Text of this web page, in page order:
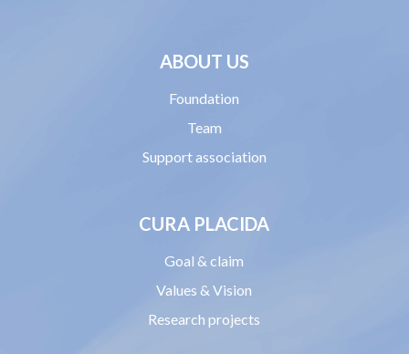
ABOUT US
Foundation
Team
Support association
CURA PLACIDA
Goal & claim
Values & Vision
Research projects